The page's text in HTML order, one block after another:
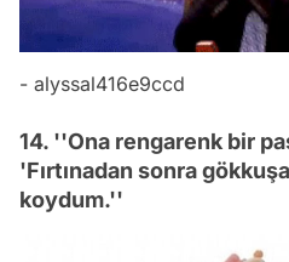
- alyssal416e9ccd
14. ''Ona rengarenk bir
'Fırtınadan sonra
koydum.''